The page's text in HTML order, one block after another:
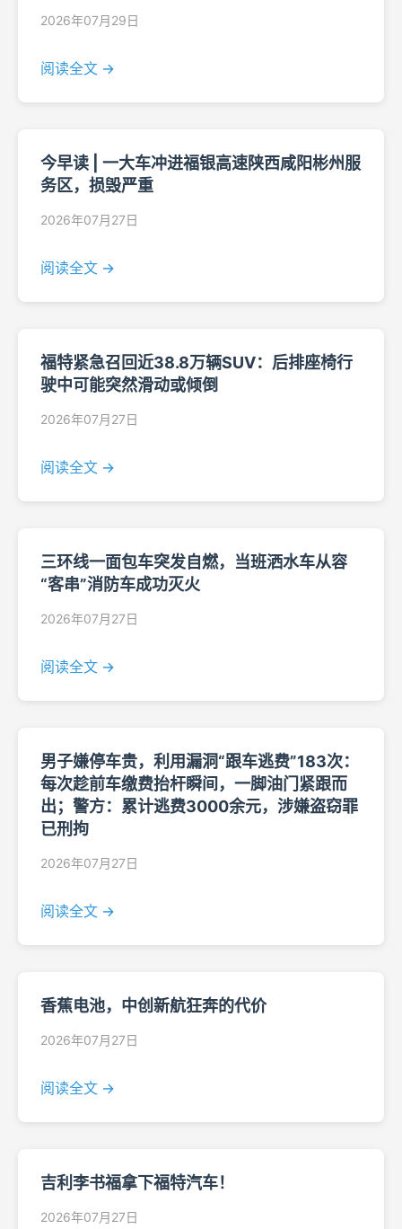
2026年07月29日
阅读全文 →
今早读 | 一大车冲进福银高速陕西咸阳彬州服
务区，损毁严重
2026年07月27日
阅读全文 →
福特紧急召回近38.8万辆SUV：后排座椅行
驶中可能突然滑动或倾倒
2026年07月27日
阅读全文 →
三环线一面包车突发自燃，当班洒水车从容
“客串”消防车成功灭火
2026年07月27日
阅读全文 →
男子嫌停车贵，利用漏洞“跟车逃费”183次：
每次趁前车缴费抬杆瞬间，一脚油门紧跟而
出；警方：累计逃费3000余元，涉嫌盗窃罪
已刑拘
2026年07月27日
阅读全文 →
香蕉电池，中创新航狂奔的代价
2026年07月27日
阅读全文 →
吉利李书福拿下福特汽车！
2026年07月27日